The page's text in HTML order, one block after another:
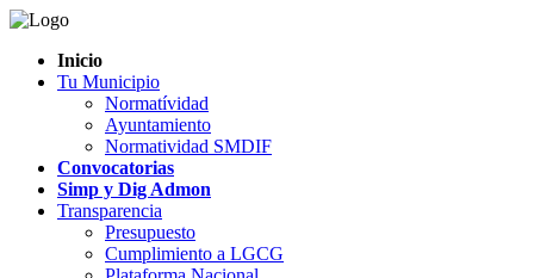
Inicio
Tu Municipio
Normatívidad
Ayuntamiento
Normatividad SMDIF
Convocatorias
Simp y Dig Admon
Transparencia
Presupuesto
Cumplimiento a LGCG